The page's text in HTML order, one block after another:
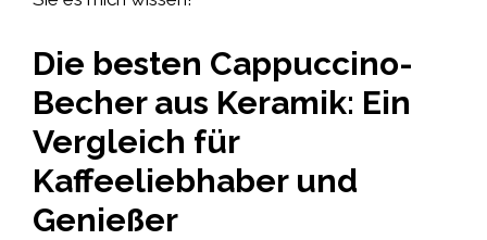
Die besten Cappuccino-
Becher aus Keramik: Ein
Vergleich für
Kaffeeliebhaber und
Genießer